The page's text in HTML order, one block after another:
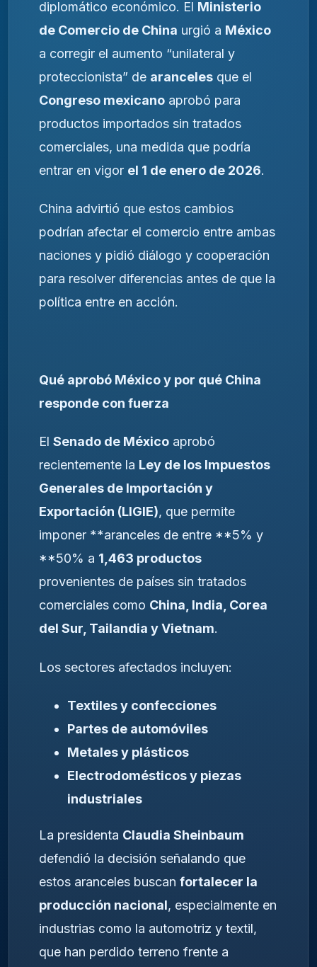
diplomático económico. El Ministerio
de Comercio de China urgió a México
a corregir el aumento “unilateral y
proteccionista” de aranceles que el
Congreso mexicano aprobó para
productos importados sin tratados
comerciales, una medida que podría
entrar en vigor el 1 de enero de 2026.
China advirtió que estos cambios
podrían afectar el comercio entre ambas
naciones y pidió diálogo y cooperación
para resolver diferencias antes de que la
política entre en acción.
Qué aprobó México y por qué China
responde con fuerza
El Senado de México aprobó
recientemente la Ley de los Impuestos
Generales de Importación y
Exportación (LIGIE), que permite
imponer **aranceles de entre **5% y
**50% a 1,463 productos
provenientes de países sin tratados
comerciales como China, India, Corea
del Sur, Tailandia y Vietnam.
Los sectores afectados incluyen:
Textiles y confecciones
Partes de automóviles
Metales y plásticos
Electrodomésticos y piezas
industriales
La presidenta Claudia Sheinbaum
defendió la decisión señalando que
estos aranceles buscan fortalecer la
producción nacional, especialmente en
industrias como la automotriz y textil,
que han perdido terreno frente a